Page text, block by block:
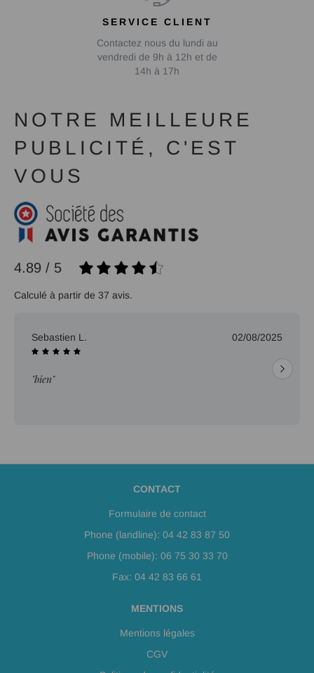
SERVICE CLIENT
Contactez nous du lundi au
vendredi de 9h à 12h et de
14h à 17h
NOTRE MEILLEURE
PUBLICITÉ, C'EST
VOUS
4.89 / 5
Calculé à partir de 37 avis.
Sebastien L. 02/08/2025
"bien"
CONTACT
Formulaire de contact
Phone (landline): 04 42 83 87 50
Phone (mobile): 06 75 30 33 70
Fax: 04 42 83 66 61
MENTIONS
Mentions légales
CGV